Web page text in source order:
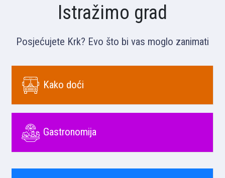
Istražimo grad
Posjećujete Krk? Evo što bi vas moglo zanimati
Kako doći
Gastronomija